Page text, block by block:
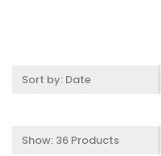
Sort by: Date
Show: 36 Products